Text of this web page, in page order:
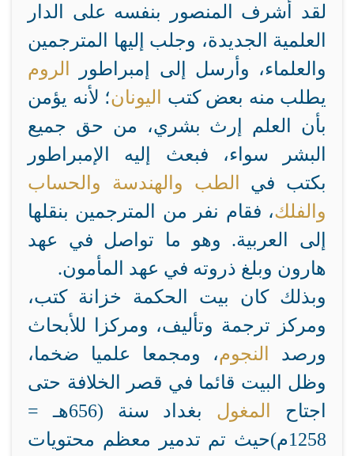
لقد أشرف المنصور بنفسه على الدار
العلمية الجديدة، وجلب إليها المترجمين
والعلماء، وأرسل إلى إمبراطور
الروم
يطلب منه بعض كتب
اليونان؛ لأنه يؤمن
بأن العلم إرث بشري، من حق جميع
البشر سواء، فبعث إليه الإمبراطور
بكتب في
الطب والهندسة
والحساب
والفلك، فقام نفر من المترجمين بنقلها
إلى العربية. وهو ما تواصل في عهد
هارون وبلغ ذروته في عهد المأمون.
وبذلك كان بيت الحكمة خزانة كتب،
ومركز ترجمة وتأليف، ومركزا للأبحاث
ورصد
النجوم، ومجمعا علميا ضخما،
وظل البيت قائما في قصر الخلافة حتى
اجتاح
المغول
بغداد سنة (656هـ =
1258م)حيث تم تدمير معظم محتويات